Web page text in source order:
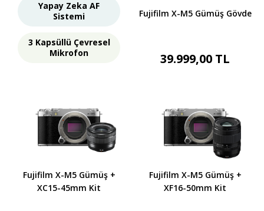
Yapay Zeka AF
Sistemi
3 Kapsüllü Çevresel
Mikrofon
Fujifilm X-M5 Gümüş Gövde
39.999,00 TL
Fujifilm X-M5 Gümüş +
XC15-45mm Kit
Fujifilm X-M5 Gümüş +
XF16-50mm Kit